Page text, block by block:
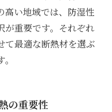
高い地域では、防湿性
が重要です。それぞれ
て最適な断熱材を選ぶ
の重要性